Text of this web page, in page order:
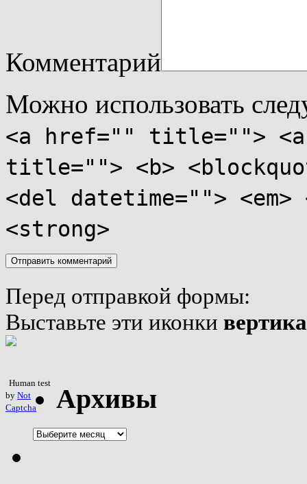
Комментарий
Можно использовать
<a href="" title="">
title=""> <b>
<del datetime="">
<strong>
Перед отправкой формы:
Выставьте эти иконки
Human test
by Not
Captcha
Архивы